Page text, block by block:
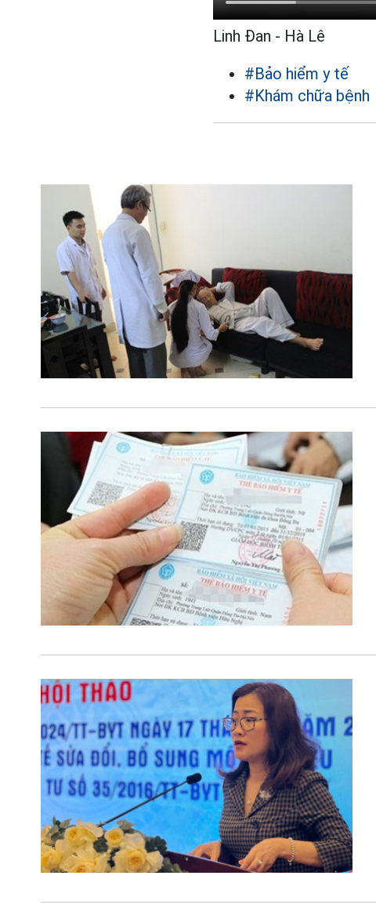
Linh Đan - Hà Lê
#Bảo hiểm y tế
#Khám chữa bệnh